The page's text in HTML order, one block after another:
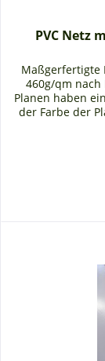
PVC Netz
Maßgerfertigte
460g/qm nach
Planen haben
der Farbe der